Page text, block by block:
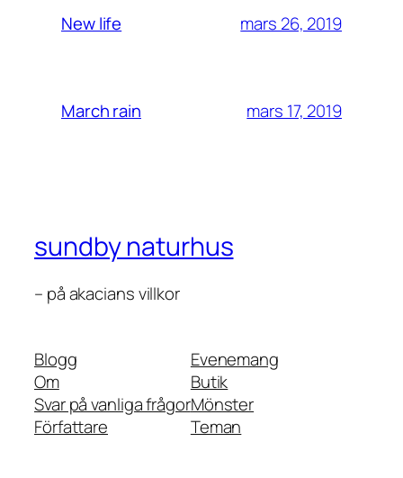
New life mars 26, 2019
March rain mars 17, 2019
sundby naturhus
– på akacians villkor
Blogg
Om
Svar på vanliga frågor
Författare
Evenemang
Butik
Mönster
Teman